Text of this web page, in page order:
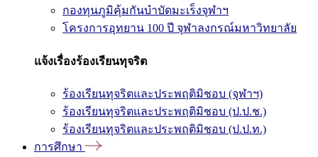
กองทุนภูมิคุ้มกันบำบัดมะเร็งจุฬาฯ
โครงการอุทยาน 100 ปี จุฬาลงกรณ์มหาวิทยาลัย
แจ้งเรื่องร้องเรียนทุจริต
ร้องเรียนทุจริตและประพฤติมิชอบ (จุฬาฯ)
ร้องเรียนทุจริตและประพฤติมิชอบ (ป.ป.ช.)
ร้องเรียนทุจริตและประพฤติมิชอบ (ป.ป.ท.)
การศึกษา